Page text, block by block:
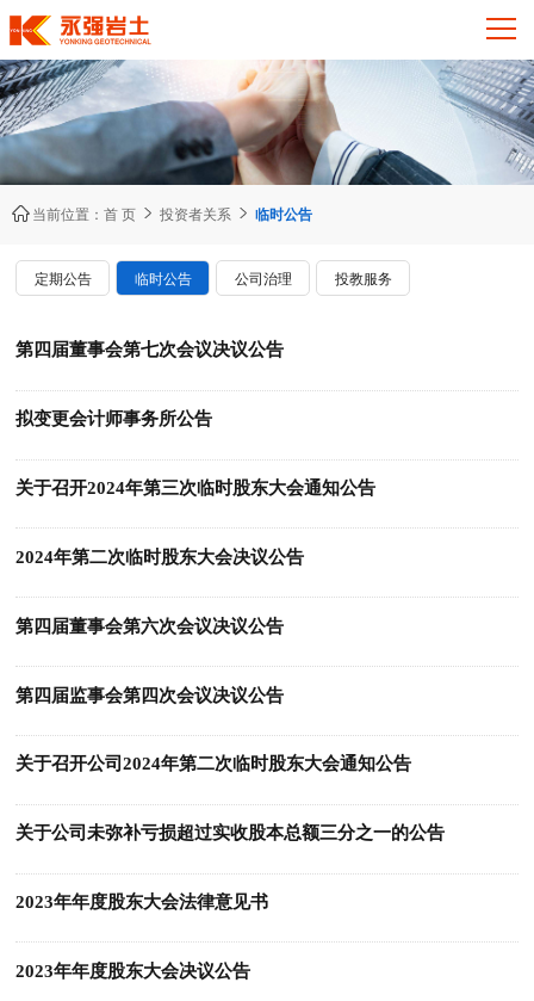
当前位置： 首 页  投资者关系  临时公告
定期公告 临时公告 公司治理 投教服务
第四届董事会第七次会议决议公告
拟变更会计师事务所公告
关于召开2024年第三次临时股东大会通知公告
2024年第二次临时股东大会决议公告
第四届董事会第六次会议决议公告
第四届监事会第四次会议决议公告
关于召开公司2024年第二次临时股东大会通知公告
关于公司未弥补亏损超过实收股本总额三分之一的公告
2023年年度股东大会法律意见书
2023年年度股东大会决议公告